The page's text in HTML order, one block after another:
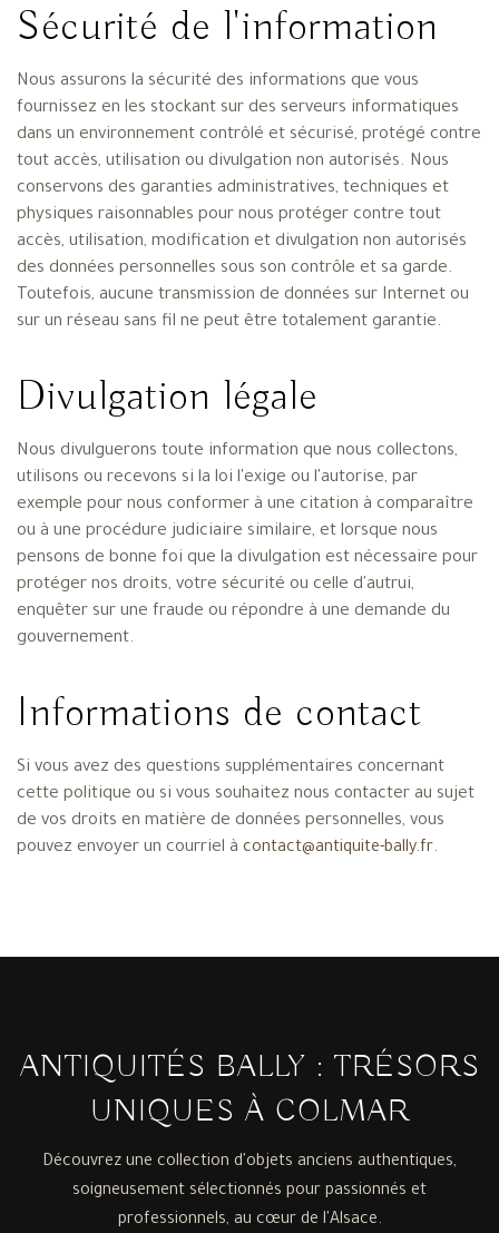
Sécurité de l'information
Nous assurons la sécurité des informations que vous
fournissez en les stockant sur des serveurs informatiques
dans un environnement contrôlé et sécurisé, protégé contre
tout accès, utilisation ou divulgation non autorisés. Nous
conservons des garanties administratives, techniques et
physiques raisonnables pour nous protéger contre tout
accès, utilisation, modification et divulgation non autorisés
des données personnelles sous son contrôle et sa garde.
Toutefois, aucune transmission de données sur Internet ou
sur un réseau sans fil ne peut être totalement garantie.
Divulgation légale
Nous divulguerons toute information que nous collectons,
utilisons ou recevons si la loi l'exige ou l'autorise, par
exemple pour nous conformer à une citation à comparaître
ou à une procédure judiciaire similaire, et lorsque nous
pensons de bonne foi que la divulgation est nécessaire pour
protéger nos droits, votre sécurité ou celle d'autrui,
enquêter sur une fraude ou répondre à une demande du
gouvernement.
Informations de contact
Si vous avez des questions supplémentaires concernant
cette politique ou si vous souhaitez nous contacter au sujet
de vos droits en matière de données personnelles, vous
pouvez envoyer un courriel à contact@antiquite-bally.fr.
ANTIQUITÉS BALLY : TRÉSORS
UNIQUES À COLMAR
Découvrez une collection d'objets anciens authentiques,
soigneusement sélectionnés pour passionnés et
professionnels, au cœur de l'Alsace.